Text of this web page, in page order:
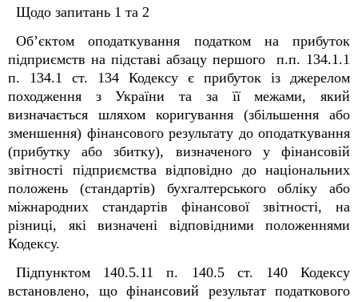
Щодо запитань 1 та 2
Об’єктом оподаткування податком на прибуток
підприємств на підставі абзацу першого п.п. 134.1.1
п. 134.1 ст. 134 Кодексу є прибуток із джерелом
походження з України та за її межами, який
визначається шляхом коригування (збільшення або
зменшення) фінансового результату до оподаткування
(прибутку або збитку), визначеного у фінансовій
звітності підприємства відповідно до національних
положень (стандартів) бухгалтерського обліку або
міжнародних стандартів фінансової звітності, на
різниці, які визначені відповідними положеннями
Кодексу.
Підпунктом 140.5.11 п. 140.5 ст. 140 Кодексу
встановлено, що фінансовий результат податкового